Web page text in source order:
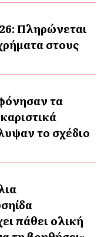
Πληρώνεται
στους
τα
το σχέδιο
πάθει ολική